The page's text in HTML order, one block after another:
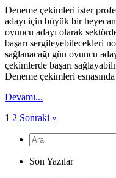
Deneme çekimleri ister
adayı için büyük bir
oyuncu adayı olarak
başarı sergileyebilecekleri
sağlanacağı gün oyuncu
çekimlerde başarı
Deneme çekimleri
Devamı...
Yazı
sayfalaması
1 2 Sonraki »
Son Yazılar